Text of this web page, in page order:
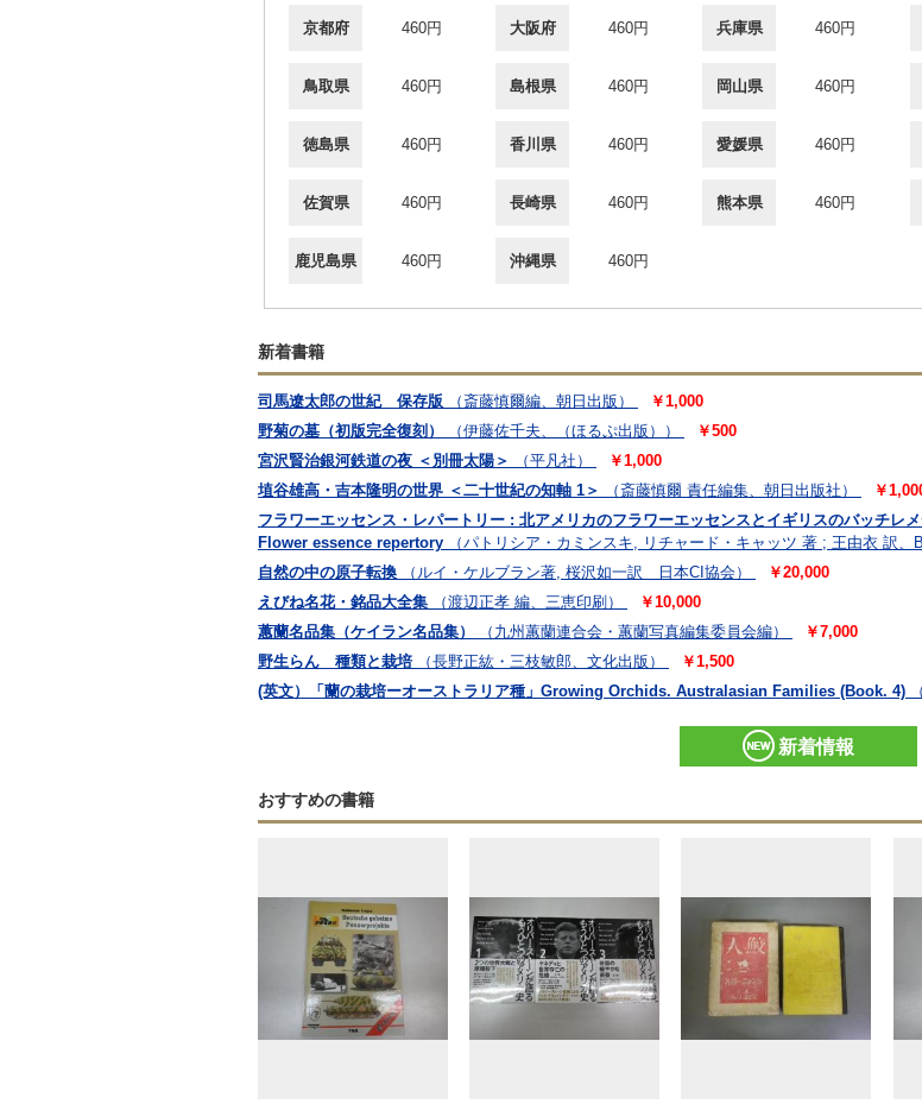
京都府 460円 大阪府 460円 兵庫県 460円
鳥取県 460円 島根県 460円 岡山県 460円
徳島県 460円 香川県 460円 愛媛県 460円
佐賀県 460円 長崎県 460円 熊本県 460円
鹿児島県 460円 沖縄県 460円
新着書籍
司馬遼太郎の世紀 保存版 （斎藤慎爾編、朝日出版）
￥1,000
野菊の墓（初版完全復刻）
（伊藤佐千夫、（ほるぷ出版））
￥500
宮沢賢治銀河鉄道の夜 ＜別冊太陽＞
（平凡社）
￥1,000
埴谷雄高・吉本隆明の世界 ＜二十世紀の知軸 1＞
（斎藤慎爾 責任編集、朝日出版社）
￥
フラワーエッセンス・レパートリー : 北アメリカのフラワーエッセンスとイギリスのバッチレ
Flower essence repertory
（パトリシア・カミンスキ, リチャード・キャッツ 著 ; 王由衣 訳、
自然の中の原子転換
（ルイ・ケルブラン著, 桜沢如一訳 日本CI協会）
￥20,000
えびね名花・銘品大全集
（渡辺正孝 編、三恵印刷）
￥10,000
蕙蘭名品集（ケイラン名品集）
（九州蕙蘭連合会・蕙蘭写真編集委員会編）
￥7,000
野生らん 種類と栽培
（長野正紘・三枝敏郎、文化出版）
￥1,500
(英文）「蘭の栽培ーオーストラリア種」Growing Orchids. Australasian Families (Book. 4)
新着情報
おすすめの書籍